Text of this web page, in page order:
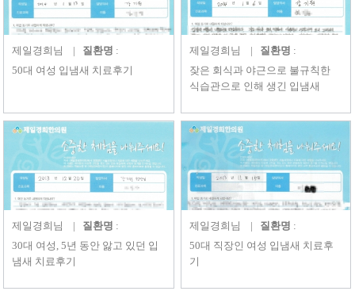
제일경희 님 | 질환명 :
50대 여성 입냄새 치료후기
제일경희 님 | 질환명 :
잦은 회식과 야근으로 불규칙한
식습관으로 인해 생긴 입냄새
제일경희 님 | 질환명 :
30대 여성, 5년 동안 앓고 있던 입
냄새 치료후기
제일경희 님 | 질환명 :
50대 직장인 여성 입냄새 치료후
기